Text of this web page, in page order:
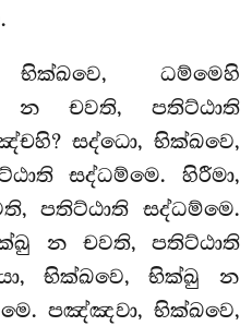
ධම්මෙහි
න චවති, පතිට්ඨාති
සද්ධො, භික්ඛවෙ,
සද්ධම්මෙ. හිරීමා,
පතිට්ඨාති සද්ධම්මෙ.
න චවති, පතිට්ඨාති
භික්ඛවෙ, භික්ඛු න
පඤ්ඤවා, භික්ඛවෙ,